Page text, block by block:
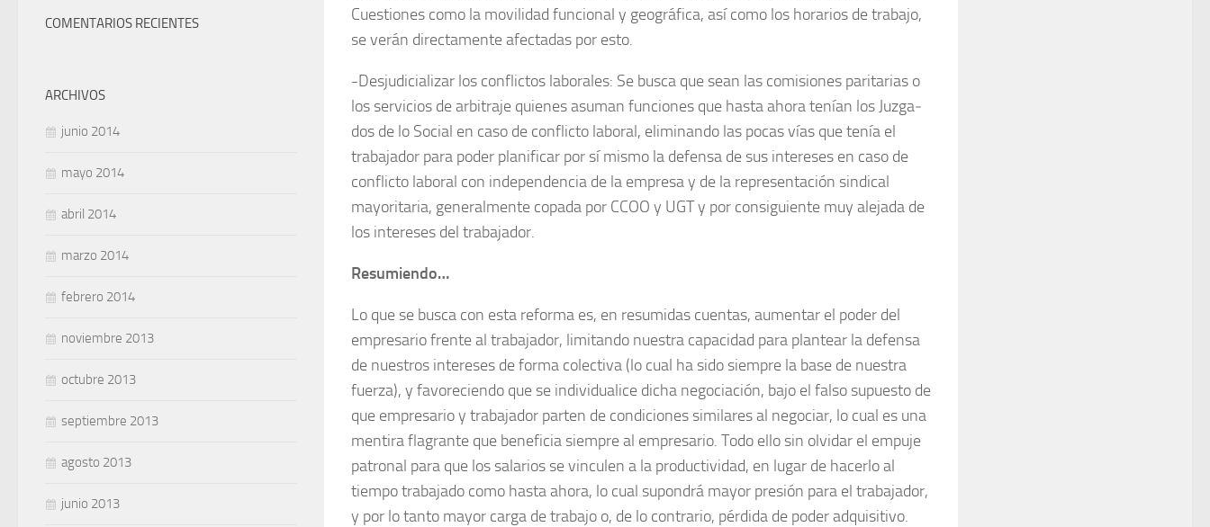
Cuestiones como la movilidad funcional y geográfica, así como los hora­rios de trabajo,
se verán directa­mente afecta­das por esto.
-Desjudicializar los conflictos laborales: Se busca que sean las comisiones paritarias o
los servicios de arbitraje quienes asuman funciones que hasta ahora tenían los Juzga­
dos de lo Social en caso de conflicto laboral, eliminando las pocas vías que tenía el
trabaja­dor para poder planificar por sí mismo la defensa de sus intere­ses en caso de
conflicto laboral con independencia de la empresa y de la representa­ción sindical
mayoritaria, general­mente copada por CCOO y UGT y por consiguiente muy alejada de
los intere­ses del trabajador.
Resumiendo…
Lo que se busca con esta reforma es, en resumidas cuentas, aumentar el poder del
empresa­rio frente al trabaja­dor, limitando nuestra capacidad para plantear la defensa
de nuestros intere­ses de forma colectiva (lo cual ha sido siempre la base de nuestra
fuerza), y favoreciendo que se individualice dicha negocia­ción, bajo el falso supuesto de
que empresa­rio y trabaja­dor parten de condiciones simila­res al negociar, lo cual es una
mentira flagrante que beneficia siempre al empresa­rio. Todo ello sin olvidar el empuje
patronal para que los sala­rios se vinculen a la productividad, en lugar de hacerlo al
tiempo trabajado como hasta ahora, lo cual supondrá mayor presión para el trabaja­dor,
y por lo tanto mayor carga de trabajo o, de lo contra­rio, pérdida de poder adquisitivo.
COMENTARIOS RECIENTES
ARCHIVOS
junio 2014
mayo 2014
abril 2014
marzo 2014
febrero 2014
noviembre 2013
octubre 2013
septiembre 2013
agosto 2013
junio 2013